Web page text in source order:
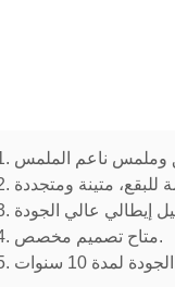
4. متاح تصميم مخصص.